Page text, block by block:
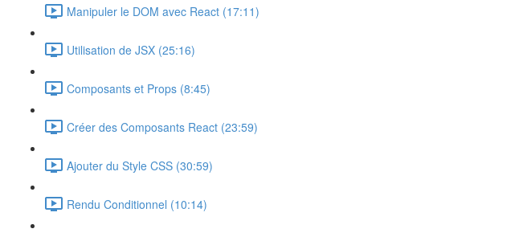
Manipuler le DOM avec React (17:11)
Utilisation de JSX (25:16)
Composants et Props (8:45)
Créer des Composants React (23:59)
Ajouter du Style CSS (30:59)
Rendu Conditionnel (10:14)